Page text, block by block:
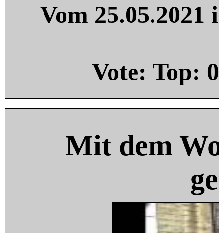
Vom
Vote: Top: 0
Mit dem